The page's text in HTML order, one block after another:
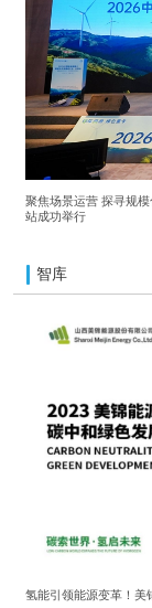
聚焦场景运营 探寻规
站成功举行
智库
氢能引领能源变革！美